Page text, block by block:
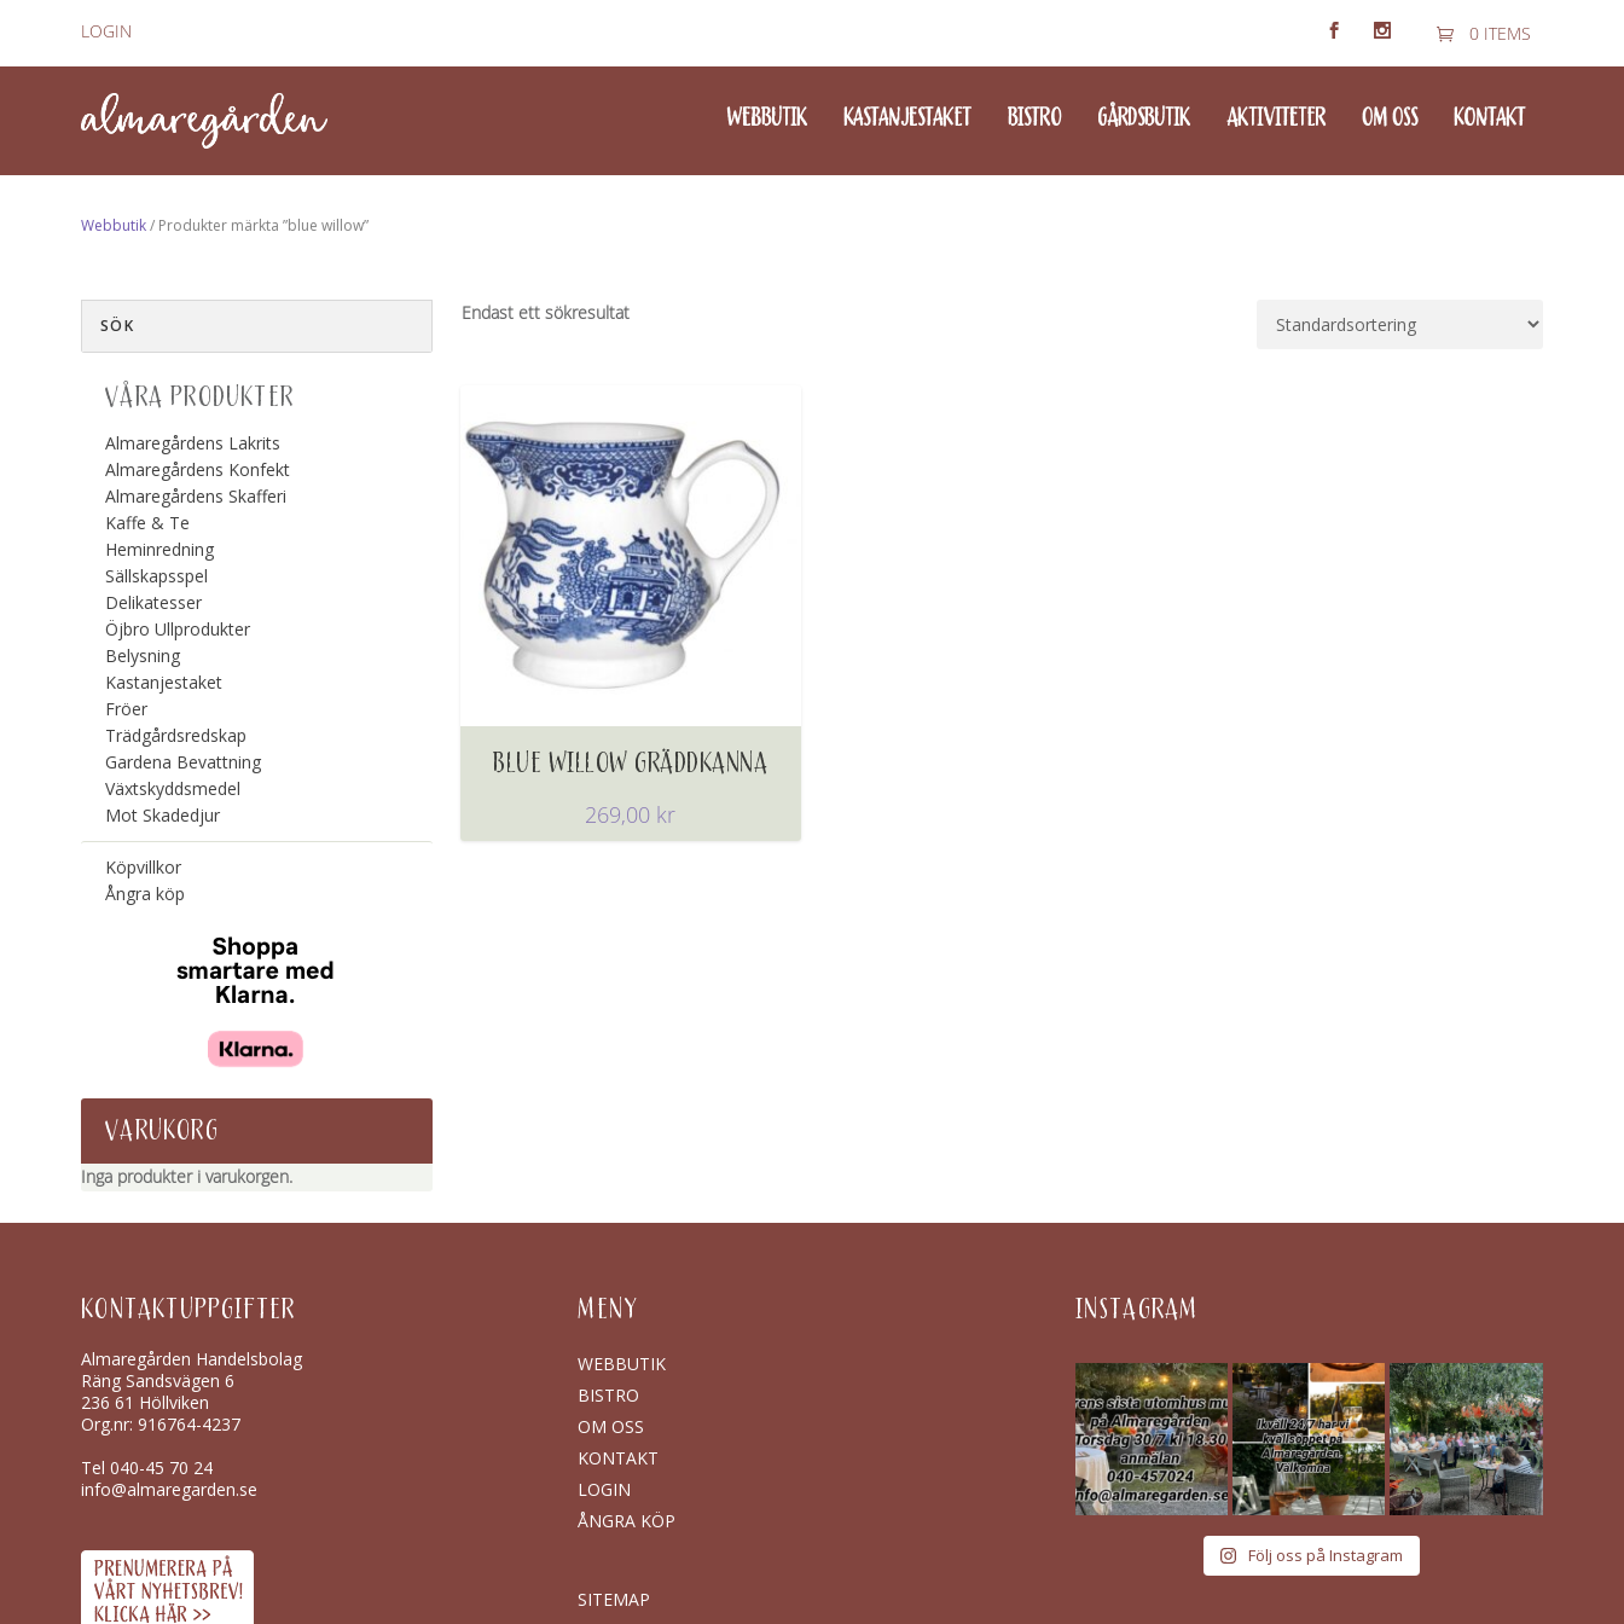
LOGIN 0 ITEMS
WEBBUTIK KASTANJESTAKET BISTRO GÅRDSBUTIK AKTIVITETER OM OSS KONTAKT
Webbutik/ Produkter märkta ”blue willow”
Endast ett sökresultat
BLUE WILLOW GRÄDDKANNA
269,00 kr
VÅRA PRODUKTER
Almaregårdens Lakrits
Almaregårdens Konfekt
Almaregårdens Skafferi
Kaffe & Te
Heminredning
Sällskapsspel
Delikatesser
Öjbro Ullprodukter
Belysning
Kastanjestaket
Fröer
Trädgårdsredskap
Gardena Bevattning
Växtskyddsmedel
Mot Skadedjur
Köpvillkor
Ångra köp
VARUKORG
Inga produkter i varukorgen.
KONTAKTUPPGIFTER
Almaregården Handelsbolag
Räng Sandsvägen 6
236 61 Höllviken
Org.nr: 916764-4237
Tel040-45 70 24
info@almaregarden.se
MENY
WEBBUTIK
BISTRO
OM OSS
KONTAKT
LOGIN
ÅNGRA KÖP
SITEMAP
INSTAGRAM
Följ oss på Instagram